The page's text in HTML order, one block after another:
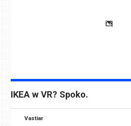
IKEA w VR? Spoko.
Vastiar